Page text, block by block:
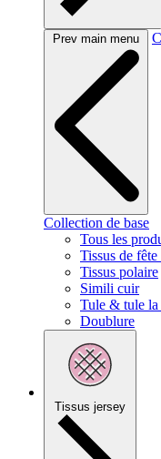
Prev main menu
Collection de base
Tous les
Tissus de fête
Tissus polaire
Simili cuir
Tule & tule la
Doublure
Tissus jersey